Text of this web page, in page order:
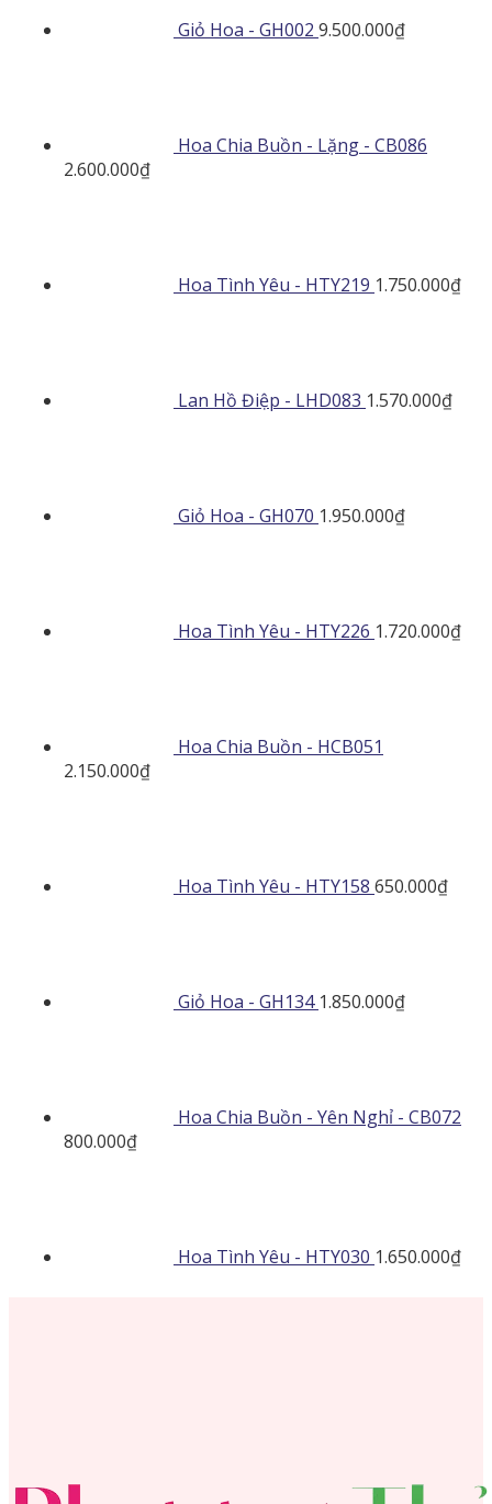
Giỏ Hoa - GH002 9.500.000₫
Hoa Chia Buồn - Lặng - CB086
2.600.000₫
Hoa Tình Yêu - HTY219 1.750.000₫
Lan Hồ Điệp - LHD083 1.570.000₫
Giỏ Hoa - GH070 1.950.000₫
Hoa Tình Yêu - HTY226 1.720.000₫
Hoa Chia Buồn - HCB051
2.150.000₫
Hoa Tình Yêu - HTY158 650.000₫
Giỏ Hoa - GH134 1.850.000₫
Hoa Chia Buồn - Yên Nghỉ - CB072
800.000₫
Hoa Tình Yêu - HTY030 1.650.000₫